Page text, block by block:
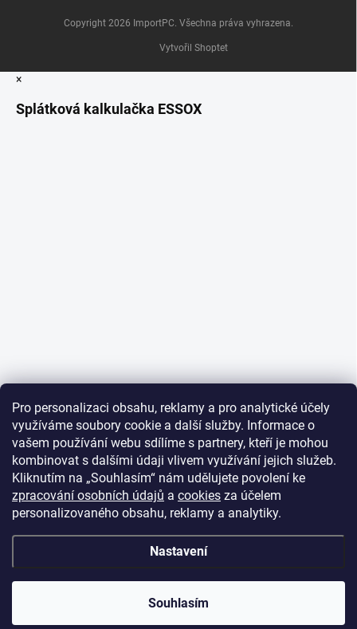
Pro personalizaci obsahu, reklamy a pro analytické účely
využíváme soubory cookie a další služby. Informace o
vašem používání webu sdílíme s partnery, kteří je mohou
kombinovat s dalšími údaji vlivem využívání jejich služeb.
Kliknutím na „Souhlasím“ nám udělujete povolení ke
zpracování osobních údajů a cookies za účelem
personalizovaného obsahu, reklamy a analytiky.
Nastavení
Souhlasím
Vytvořil Shoptet
Copyright 2026 ImportPC . Všechna práva vyhrazena.
×
Splátková kalkulačka ESSOX